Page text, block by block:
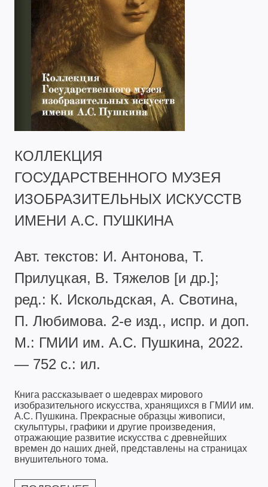
КОЛЛЕКЦИЯ
ГОСУДАРСТВЕННОГО МУЗЕЯ
ИЗОБРАЗИТЕЛЬНЫХ ИСКУССТВ
ИМЕНИ А.С. ПУШКИНА
Авт. текстов: И. Антонова, Т.
Прилуцкая, В. Тяжелов [и др.];
ред.: К. Искольдская, А. Свотина,
П. Любимова. 2-е изд., испр. и доп.
М.: ГМИИ им. А.С. Пушкина, 2022.
— 752 с.: ил.
Книга рассказывает о шедеврах мирового
изобразительного искусства, хранящихся в ГМИИ им.
А.С. Пушкина. Прекрасные образцы живописи,
скульптуры, графики и другие произведения,
отражающие развитие искусства с древнейших
времен до наших дней, представлены на страницах
внушительного тома.